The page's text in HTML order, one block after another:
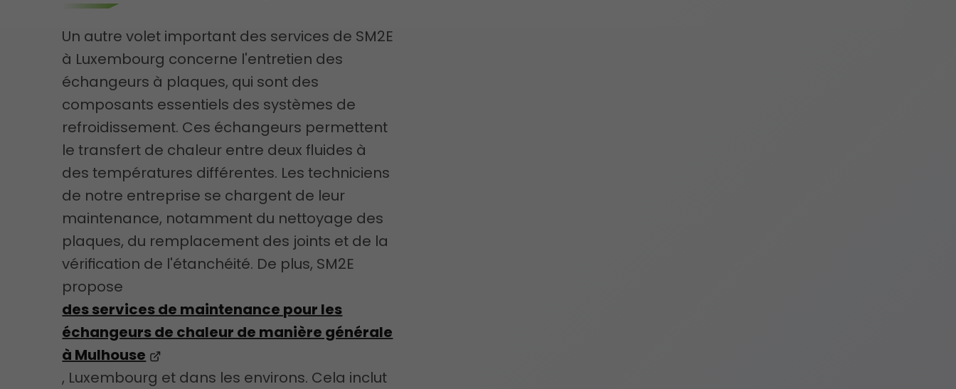
Un autre volet important des services de SM2E
à Luxembourg concerne l'entretien des
échangeurs à plaques, qui sont des
composants essentiels des systèmes de
refroidissement. Ces échangeurs permettent
le transfert de chaleur entre deux fluides à
des températures différentes. Les techniciens
de notre entreprise se chargent de leur
maintenance, notamment du nettoyage des
plaques, du remplacement des joints et de la
vérification de l'étanchéité. De plus, SM2E
propose
des services de maintenance pour les
échangeurs de chaleur de manière générale
à Mulhouse
, Luxembourg et dans les environs. Cela inclut